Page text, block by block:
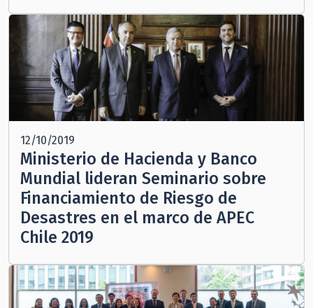
12/10/2019
Ministerio de Hacienda y Banco
Mundial lideran Seminario sobre
Financiamiento de Riesgo de
Desastres en el marco de APEC
Chile 2019